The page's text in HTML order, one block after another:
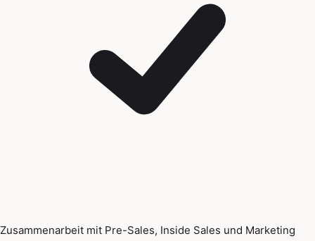
Zusammenarbeit mit Pre-Sales, Inside Sales und Marketing